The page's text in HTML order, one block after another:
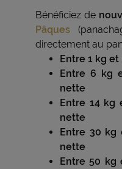
Bénéficiez de
Pâques
directement au
Entre 1 kg et
Entre 6 kg
nette
Entre 14 kg
nette
Entre 30 kg
nette
Entre 50 kg